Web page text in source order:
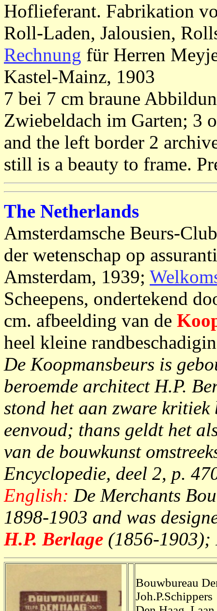
Hoflieferant. Fabrikation
Roll-Laden, Jalousien,
Rechnung für Herren
Kastel-Mainz, 1903
7 bei 7 cm braune
Zwiebeldach im Garten; 3
and the left border 2
still is a beauty to frame.
The Netherlands
Amsterdamsche Beurs-
der wetenschap op
Amsterdam, 1939;
Scheepens, ondertekend
cm. afbeelding van de
heel kleine
De Koopmansbeurs is
beroemde architect H.P.
stond het aan zware
eenvoud; thans geldt het
van de bouwkunst
Encyclopedie, deel 2, p.
English: De Merchants
1898-1903 and was
H.P. Berlage (1856-1903);
Bouwbureau
Joh.P.Schippers